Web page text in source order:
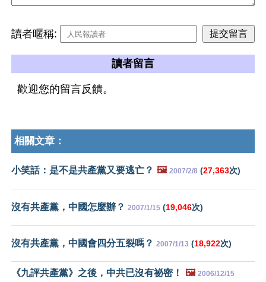
讀者暱稱:
讀者留言
歡迎您的留言反饋。
相關文章：
小笑話：是不是共產黨又要逃亡？ 🖼️ 2007/2/8 (27,363次)
沒有共產黨，中國怎麼辦？ 2007/1/15 (19,046次)
沒有共產黨，中國會四分五裂嗎？ 2007/1/13 (18,922次)
《九評共產黨》之後，中共已沒有祕密！ 🖼️ 2006/12/15